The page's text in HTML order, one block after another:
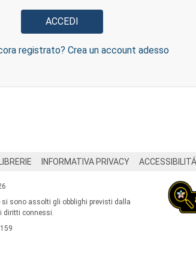
registrato? Crea un account adesso
LIBRERIE INFORMATIVA PRIVACY ACCESSIBILITÁ
si sono assolti gli obblighi previsti dalla
diritti connessi.